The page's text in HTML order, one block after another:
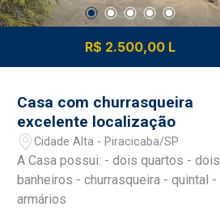
R$ 2.500,00 L
Casa com churrasqueira
excelente localização
Cidade Alta - Piracicaba/SP
A Casa possui: - dois quartos - dois
banheiros - churrasqueira - quintal -
armários